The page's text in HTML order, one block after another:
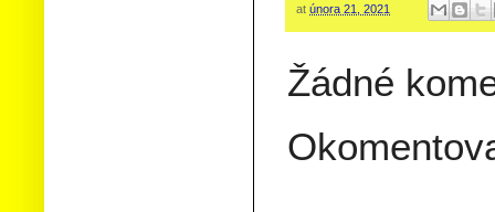
at února 21, 2021
Žádné